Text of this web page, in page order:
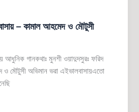
– কামাল আহমেদ ও মৌটুসী
আধুনিক গানকথাঃ মুনশী ওয়াদুদসুরঃ ফরিদ
ও মৌটুসী অভিমান ভরা এইভালবাসায়এতো